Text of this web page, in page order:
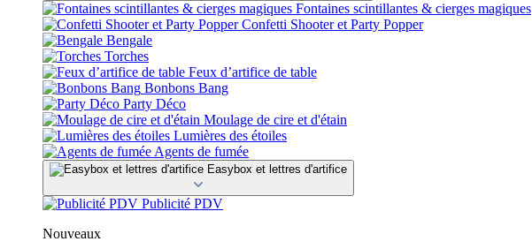
Fontaines scintillantes & cierges magiques
Confetti Shooter et Party Popper
Bengale
Torches
Feux d’artifice de table
Bonbons Bang
Party Déco
Moulage de cire et d'étain
Lumières des étoiles
Agents de fumée
Easybox et lettres d'artifice
Publicité PDV
Nouveaux